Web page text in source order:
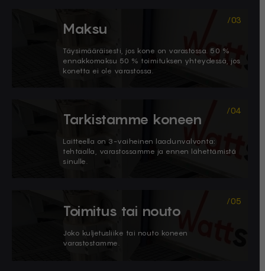
Maksu
Täysimääräisesti, jos kone on varastossa. 50 %
ennakkomaksu 50 % toimituksen yhteydessä, jos
konetta ei ole varastossa.
Tarkistamme koneen
​Laitteella on 3-vaiheinen laadunvalvonta:
tehtaalla, varastossamme ja ennen lähettämistä
sinulle.
Toimitus tai nouto
Joko kuljetusliike tai nouto koneen
varastostamme.